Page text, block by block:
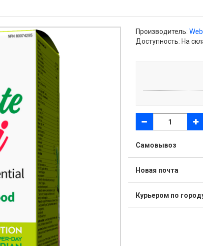
Производитель:
Доступность: На
Самовывоз
Новая почта
Курьером по